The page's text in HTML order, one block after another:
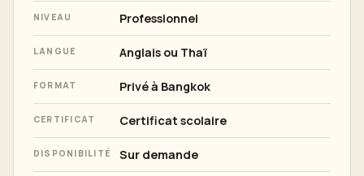
NIVEAU Professionnel
LANGUE Anglais ou Thaï
FORMAT Privé à Bangkok
CERTIFICAT Certificat scolaire
DISPONIBILITÉ Sur demande